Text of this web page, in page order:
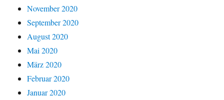
November 2020
September 2020
August 2020
Mai 2020
März 2020
Februar 2020
Januar 2020